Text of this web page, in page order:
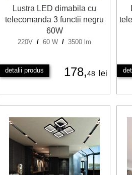
Lustra LED dimabila cu
telecomanda 3 functii negru
60W
220V / 60 W / 3500 lm
detalii produs 178,48 lei